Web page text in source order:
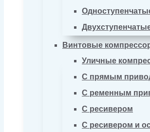
Винтовые
Уличные
С прямым
С ременным
С ресивером
С ресивером и